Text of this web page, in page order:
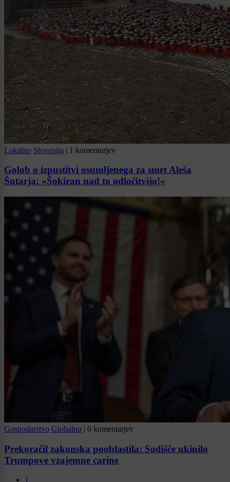
Lokalno Slovenija | 1 komentarjev
Golob o izpustitvi osumljenega za smrt Aleša
Šutarja: »Šokiran nad to odločitvijo!«
Gospodarstvo Globalno | 0 komentarjev
Prekoračil zakonska pooblastila: Sodišče ukinilo
Trumpove vzajemne carine
1